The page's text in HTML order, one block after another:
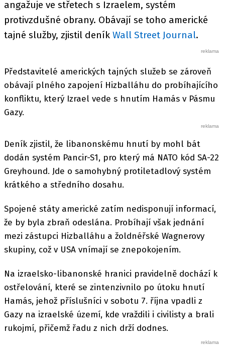
angažuje ve střetech s Izraelem, systém
protivzdušné obrany. Obávají se toho americké
tajné služby, zjistil deník Wall Street Journal.
Představitelé amerických tajných služeb se zároveň
obávají plného zapojení Hizballáhu do probíhajícího
konfliktu, který Izrael vede s hnutím Hamás v Pásmu
Gazy.
Deník zjistil, že libanonskému hnutí by mohl bát
dodán systém Pancir-S1, pro který má NATO kód SA-22
Greyhound. Jde o samohybný protiletadlový systém
krátkého a středního dosahu.
Spojené státy americké zatím nedisponují informací,
že by byla zbraň odeslána. Probíhají však jednání
mezi zástupci Hizballáhu a žoldnéřské Wagnerovy
skupiny, což v USA vnímají se znepokojením.
Na izraelsko-libanonské hranici pravidelně dochází k
ostřelování, které se zintenzivnilo po útoku hnutí
Hamás, jehož příslušníci v sobotu 7. října vpadli z
Gazy na izraelské území, kde vraždili i civilisty a brali
rukojmí, přičemž řadu z nich drží dodnes.